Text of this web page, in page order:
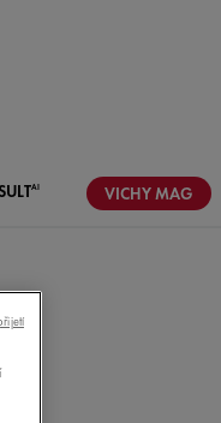
AI VICHY MAG